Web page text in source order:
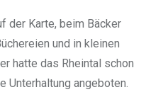
der Karte, beim Bäcker
und in kleinen
hatte das Rheintal schon
Unterhaltung angeboten.